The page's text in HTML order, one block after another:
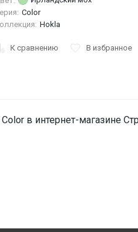
Color
Hokla
К сравнению В избранное
в интернет-магазине